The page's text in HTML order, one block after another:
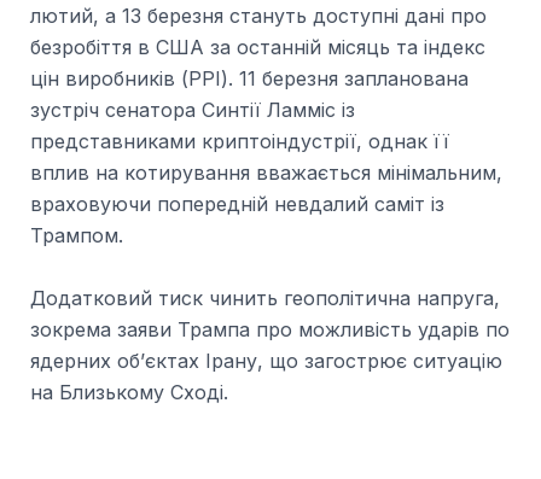
лютий, а 13 березня стануть доступні дані про
безробіття в США за останній місяць та індекс
цін виробників (PPI). 11 березня запланована
зустріч сенатора Синтії Ламміс із
представниками криптоіндустрії, однак її
вплив на котирування вважається мінімальним,
враховуючи попередній невдалий саміт із
Трампом.
Додатковий тиск чинить геополітична напруга,
зокрема заяви Трампа про можливість ударів по
ядерних об’єктах Ірану, що загострює ситуацію
на Близькому Сході.